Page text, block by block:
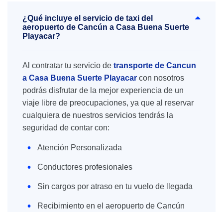
¿Qué incluye el servicio de taxi del
aeropuerto de Cancún a Casa Buena Suerte
Playacar?
Al contratar tu servicio de transporte de Cancun
a Casa Buena Suerte Playacar con nosotros
podrás disfrutar de la mejor experiencia de un
viaje libre de preocupaciones, ya que al reservar
cualquiera de nuestros servicios tendrás la
seguridad de contar con:
Atención Personalizada
Conductores profesionales
Sin cargos por atraso en tu vuelo de llegada
Recibimiento en el aeropuerto de Cancún